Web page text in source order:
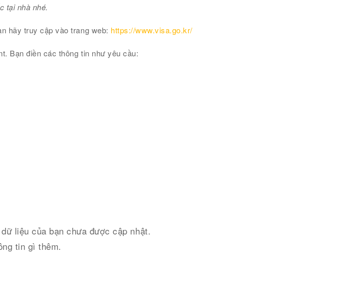
tại nhà nhé.
hãy truy cập vào trang web: https://www.visa.go.kr/
Bạn điền các thông tin như yêu cầu:
liệu của bạn chưa được cập nhật.
tin gì thêm.